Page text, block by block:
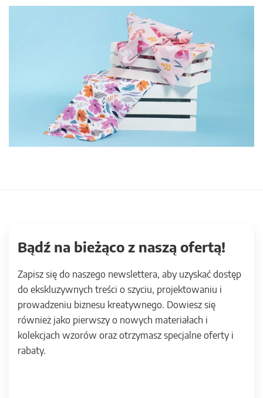
Bądź na bieżąco z naszą ofertą!
Zapisz się do naszego newslettera, aby uzyskać dostęp
do ekskluzywnych treści o szyciu, projektowaniu i
prowadzeniu biznesu kreatywnego. Dowiesz się
również jako pierwszy o nowych materiałach i
kolekcjach wzorów oraz otrzymasz specjalne oferty i
rabaty.